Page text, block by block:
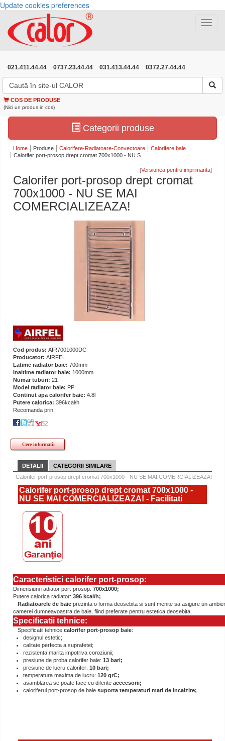
Update cookies preferences
Toggle
021.411.44.44 0737.23.44.44 031.413.44.44 0372.27.44.44
COS DE PRODUSE
(Nici un produs in cos)
Categorii produse
Home Produse Calorifere-Radiatoare-Convectoare
Calorifere baie
Calorifer port-prosop drept cromat 700x1000 - NU S...
[ ]
Calorifer port-prosop drept cromat
700x1000 - NU SE MAI
COMERCIALIZEAZA!
Cod produs: AIR7001000DC
Producator: AIRFEL
Latime radiator baie: 700mm
Inaltime radiator baie: 1000mm
Numar tuburi: 21
Model radiator baie: PP
Continut apa calorifer baie: 4.8l
Putere calorica: 396kcal/h
Recomanda prin:
Cere informatii
DETALII
CATEGORII SIMILARE
Calorifer port-prosop drept cromat 700x1000 - NU SE MAI COMERCIALIZEAZA!
Calorifer port-prosop drept cromat 700x1000 -
NU SE MAI COMERCIALIZEAZA! - Facilitati
Caracteristici calorifer port-prosop:
Dimensiuni radiator port-prosop: 700x1000;
Putere calorica radiator: 396 kcal/h;
Radiatoarele de baie prezinta o forma deosebita si sunt menite sa asigure un
camerei dumneavoastra de baie, fiind preferate pentru estetica deosebita.
Specificatii tehnice:
Specificatii tehnice calorifer port-prosop baie:
designul estetic;
calitate perfecta a suprafetei;
rezistenta marita impotriva coroziunii;
presiune de proba calorifer baie: 13 bari;
presiune de lucru calorifer: 10 bari;
temperatura maxima de lucru: 120 grC;
asamblarea se poate face cu diferite acceesorii;
caloriferul port-prosop de baie suporta temperaturi mari de incalzire;